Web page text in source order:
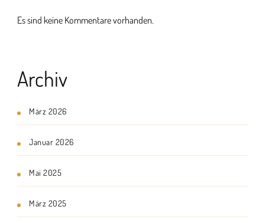
Es sind keine Kommentare vorhanden.
Archiv
März 2026
Januar 2026
Mai 2025
März 2025